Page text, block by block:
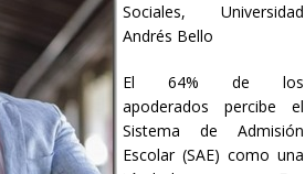
Sociales, Universidad
Andrés Bello
El 64% de los
apoderados percibe el
Sistema de Admisión
Escolar (SAE) como una